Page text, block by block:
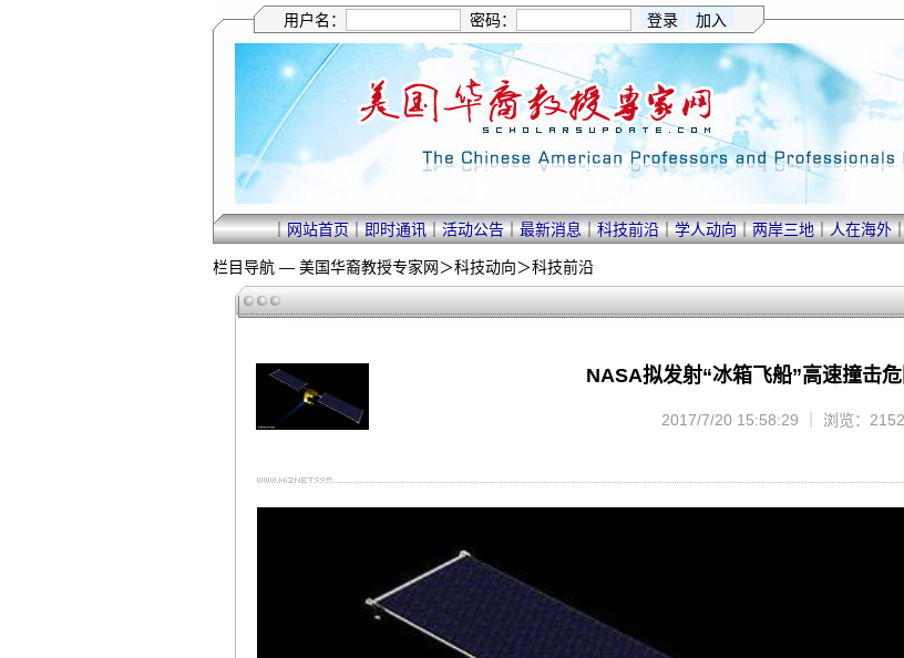
用户名： 密码：
｜网站首页｜即时通讯｜活动公告｜最新消息｜科技前沿｜学人动向｜两岸三地｜人在海外
栏目导航 — 美国华裔教授专家网＞科技动向＞科技前沿
NASA拟发射“冰箱飞船”高速撞击
2017/7/20 15:58:29 ｜ 浏览：